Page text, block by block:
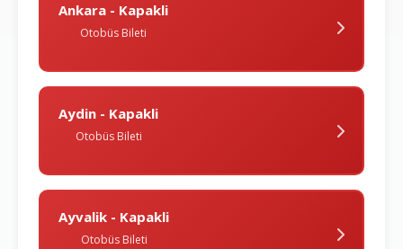
Ankara - Kapakli
Otobüs Bileti
Aydin - Kapakli
Otobüs Bileti
Ayvalik - Kapakli
Otobüs Bileti